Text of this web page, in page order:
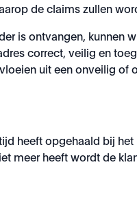
de claims zullen
is ontvangen, kunnen
correct, veilig en
uit een onveilig of
heeft opgehaald bij
meer heeft wordt de